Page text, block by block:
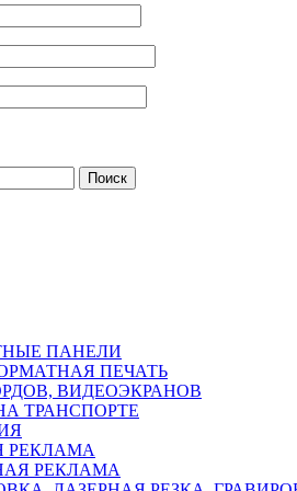
ПАНЕЛИ
ПЕЧАТЬ
ВИДЕОЭКРАНОВ
ТРАНСПОРТЕ
РЕКЛАМА
РЕКЛАМА